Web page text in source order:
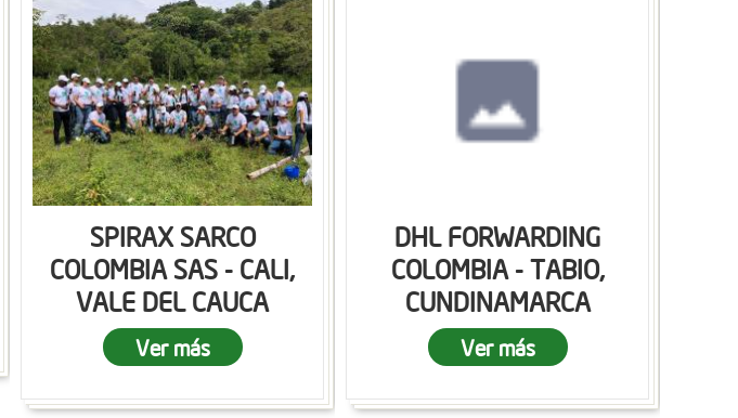
SPIRAX SARCO
COLOMBIA SAS - CALI,
VALE DEL CAUCA
Ver más
DHL FORWARDING
COLOMBIA - TABIO,
CUNDINAMARCA
Ver más